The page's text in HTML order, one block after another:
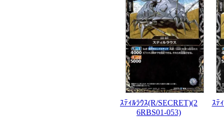
ｽﾃｨﾙﾗｳｽ(R/SECRET)(2
6RBS01-053)
ｽﾃ